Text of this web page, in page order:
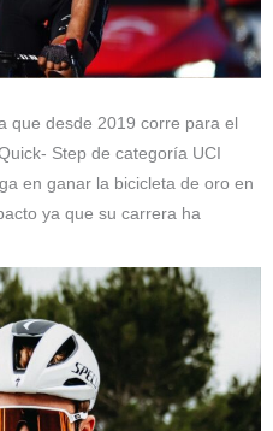
que desde 2019 corre para el
Step de categoría UCI
en ganar la bicicleta de oro en
ya que su carrera ha